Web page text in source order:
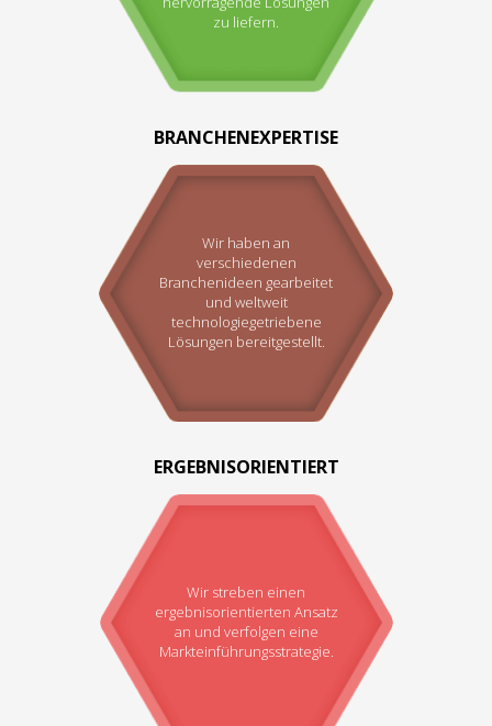
zu liefern.
BRANCHENEXPERTISE
Wir haben an
verschiedenen
Branchenideen gearbeitet
und weltweit
technologiegetriebene
Lösungen bereitgestellt.
ERGEBNISORIENTIERT
Wir streben einen
ergebnisorientierten Ansatz
an und verfolgen eine
Markteinführungsstrategie.